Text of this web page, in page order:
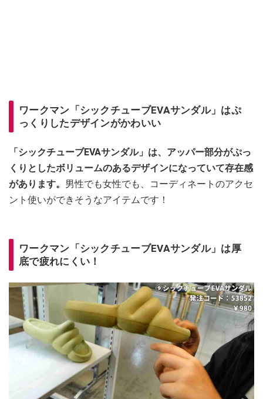
ワークマン「シックチューブEVAサンダル」はぷ
っくりしたデザインがかわいい
「シックチューブEVAサンダル」は、アッパー部分がぷっ
くりとしたボリュームのあるデザインになっていて存在感
があります。 男性でも女性でも、コーディネートのアクセ
ント使いができそうなアイテムです！
ワークマン「シックチューブEVAサンダル」は厚
底で疲れにくい！